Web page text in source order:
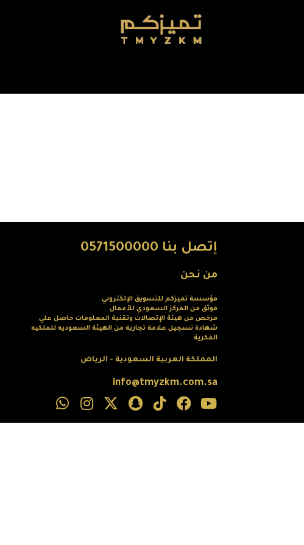
إتصل بنا 0571500000
من نحن
مؤسسة تميزكم للتسويق الإلكتروني
موثق من المركز السعودي للأعمال
مرخص من هيئة الإتصالات وتقنية المعلومات حاصل علي
شهادة تسجيل علامة تجارية من الهيئة السعوديه للملكيه
الفكرية
المملكة العربية السعودية - الرياض
info@tmyzkm.com.sa